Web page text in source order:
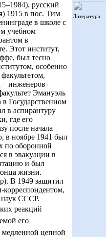
–1984), русский
1915 в пос. Тим
в школе с
учебном
в
Этот институт,
был тесно
особенно
– инженеров-
Эмануэль
Государственном
в аспирантуру
где его
после начала
в ноябре 1941 был
по оборонной
в эвакуации в
и был
жизни.
В 1949 защитил
корреспондентом,
наук СССР.
реакций
его
медленной цепной
Литература